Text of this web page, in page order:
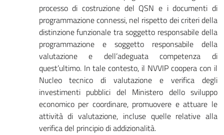
processo di costruzione del QSN e i documenti di
programmazione connessi, nel rispetto dei criteri della
distinzione funzionale tra soggetto responsabile della
programmazione e soggetto responsabile della
valutazione e dell’adeguata competenza di
quest’ultimo. In tale contesto, il NVVIP coopera con il
Nucleo tecnico di valutazione e verifica degli
investimenti pubblici del Ministero dello sviluppo
economico per coordinare, promuovere e attuare le
attività di valutazione, incluse quelle relative alla
verifica del principio di addizionalità.